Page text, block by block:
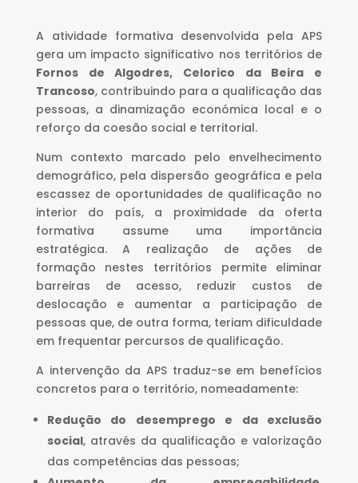
A atividade formativa desenvolvida pela APS
gera um impacto significativo nos territórios de
Fornos de Algodres, Celorico da Beira e
Trancoso, contribuindo para a qualificação das
pessoas, a dinamização económica local e o
reforço da coesão social e territorial.
Num contexto marcado pelo envelhecimento
demográfico, pela dispersão geográfica e pela
escassez de oportunidades de qualificação no
interior do país, a proximidade da oferta
formativa assume uma importância
estratégica. A realização de ações de
formação nestes territórios permite eliminar
barreiras de acesso, reduzir custos de
deslocação e aumentar a participação de
pessoas que, de outra forma, teriam dificuldade
em frequentar percursos de qualificação.
A intervenção da APS traduz-se em benefícios
concretos para o território, nomeadamente:
Redução do desemprego e da exclusão
social, através da qualificação e valorização
das competências das pessoas;